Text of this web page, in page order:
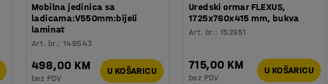
Mobilna jedinica sa
ladicama:V550mm:bijeli
laminat
Art. br.:149543
498,00 KM
bez PDV
U KOŠARICU
Uredski ormar FLEXUS,
1725x760x415 mm, bukva
Art. br.:152951
715,00 KM
bez PDV
U KOŠARICU